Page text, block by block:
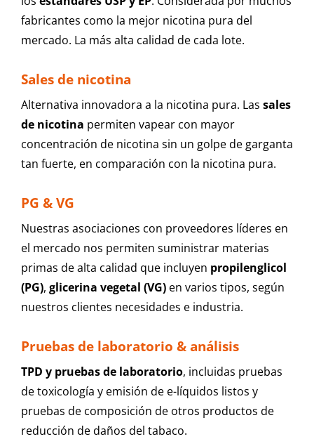
fabricantes como la mejor nicotina pura del
mercado. La más alta calidad de cada lote.
Sales de nicotina
Alternativa innovadora a la nicotina pura. Las sales
de nicotina permiten vapear con mayor
concentración de nicotina sin un golpe de garganta
tan fuerte, en comparación con la nicotina pura.
PG & VG
Nuestras asociaciones con proveedores líderes en
el mercado nos permiten suministrar materias
primas de alta calidad que incluyen propilenglicol
(PG), glicerina vegetal (VG)en varios tipos, según
nuestros clientes necesidades e industria.
Pruebas de laboratorio & análisis
TPD y pruebas de laboratorio, incluidas pruebas
de toxicología y emisión de e-líquidos listos y
pruebas de composición de otros productos de
reducción de daños del tabaco.